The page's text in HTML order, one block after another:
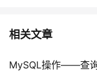
相关文章
MySQL操作——查